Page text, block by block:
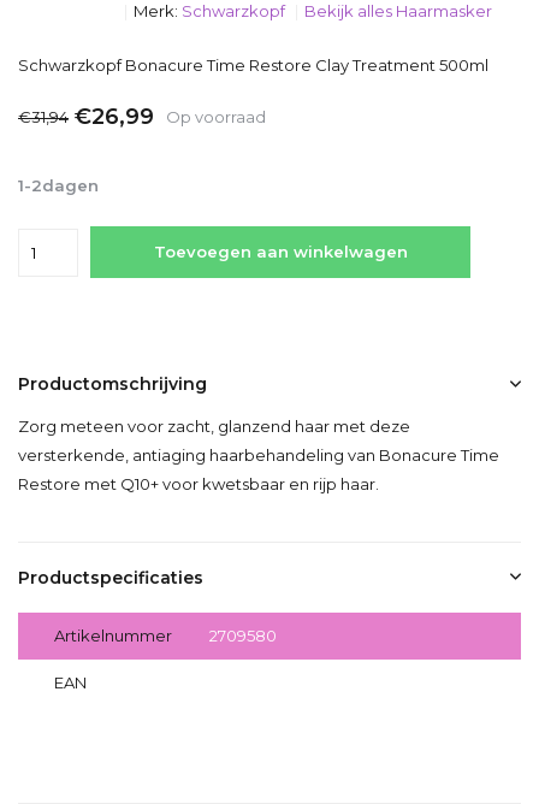
Merk: Schwarzkopf Bekijk alles Haarmasker
Schwarzkopf Bonacure Time Restore Clay Treatment 500ml
€31,94 €26,99 Op voorraad
1-2dagen
Toevoegen aan winkelwagen
Productomschrijving
Zorg meteen voor zacht, glanzend haar met deze
versterkende, antiaging haarbehandeling van Bonacure Time
Restore met Q10+ voor kwetsbaar en rijp haar.
Productspecificaties
Artikelnummer 2709580
EAN